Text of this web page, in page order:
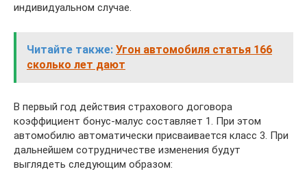
индивидуальном случае.
Читайте также: Угон автомобиля статья 166
сколько лет дают
В первый год действия страхового договора
коэффициент бонус-малус составляет 1. При этом
автомобилю автоматически присваивается класс 3. При
дальнейшем сотрудничестве изменения будут
выглядеть следующим образом: